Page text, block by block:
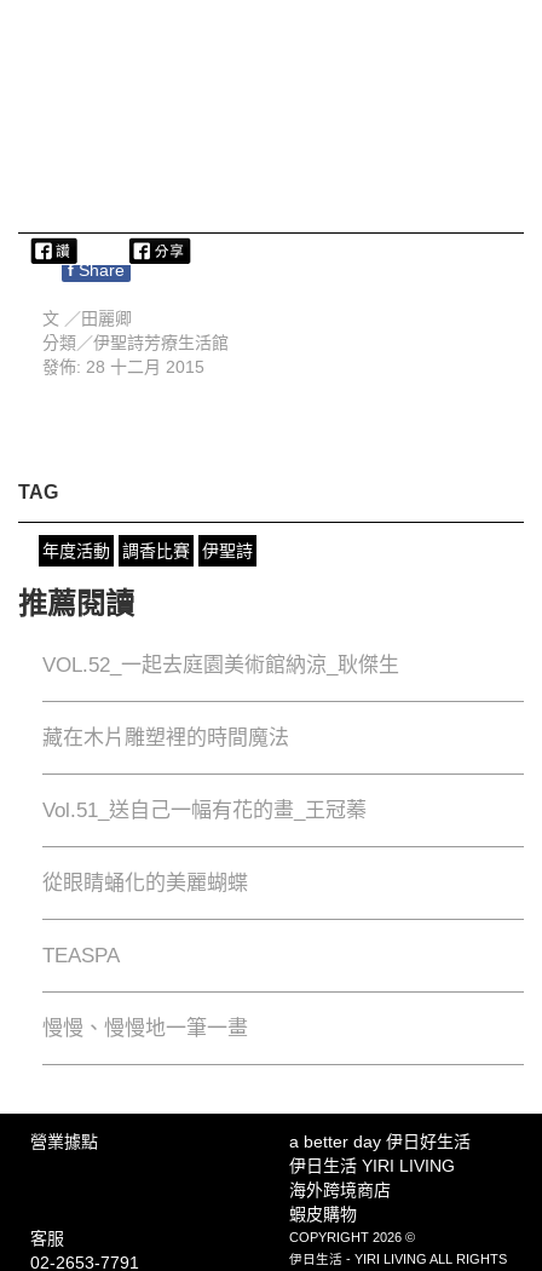
f Share
文 ／田麗卿
分類／伊聖詩芳療生活館
發佈: 28 十二月 2015
TAG
年度活動 調香比賽 伊聖詩
推薦閱讀
VOL.52_一起去庭園美術館納涼_耿傑生
藏在木片雕塑裡的時間魔法
Vol.51_送自己一幅有花的畫_王冠蓁
從眼睛蛹化的美麗蝴蝶
TEASPA
慢慢、慢慢地⼀筆⼀畫
營業據點
a better day 伊日好生活
伊日生活 YIRI LIVING
海外跨境商店
蝦皮購物
客服
02-2653-7791
COPYRIGHT 2026 ©
伊日生活 - YIRI LIVING ALL RIGHTS